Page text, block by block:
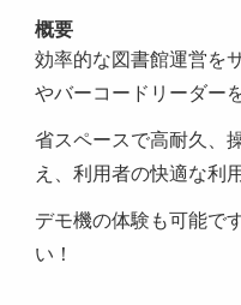
概要
効率的な図書館運営を
やバーコードリーダー
省スペースで高耐久、
え、利用者の快適な利
デモ機の体験も可能で
い！